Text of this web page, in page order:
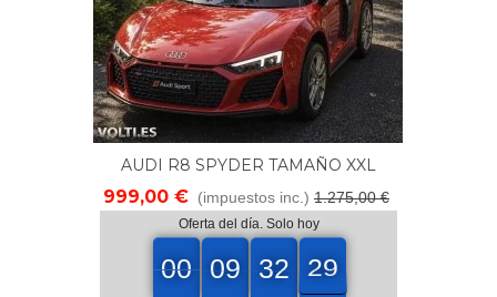
AUDI R8 SPYDER TAMAÑO XXL
CONDUCCIÓN REAL 2 ASIENTOS
SOPORTA 100 Kg
999,00 € (impuestos inc.) 1.275,00 €
Oferta del día. Solo hoy
00
00
00 09
09
00 32
32
00 27
27
28